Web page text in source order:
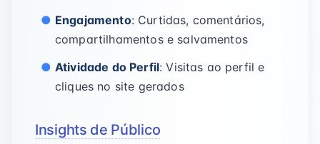
Engajamento: Curtidas, comentários,
compartilhamentos e salvamentos
Atividade do Perfil: Visitas ao perfil e
cliques no site gerados
Insights de Público